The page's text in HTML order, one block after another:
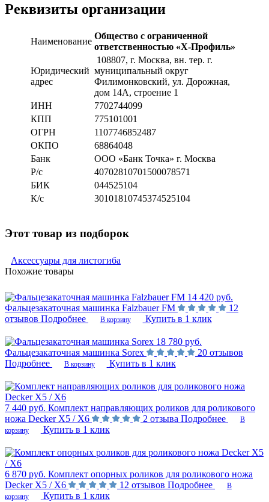
Реквизиты организации
Наименование
Общество с ограниченной
ответственностью «Х-Профиль»
Юридический
адрес
108807, г. Москва, вн. тер. г.
муниципальный округ
Филимонковский, ул. Дорожная,
дом 14А, строение 1
ИНН
7702744099
КПП
775101001
ОГРН
1107746852487
ОКПО
68864048
Банк
ООО «Банк Точка» г. Москва
Р/с
40702810701500078571
БИК
044525104
К/с
30101810745374525104
Этот товар из подборок
Аксессуары для листогиба
Похожие товары
14 420 руб.
Фальцезакаточная машинка Falzbauer FM
12
отзывов Подробнее В корзину Купить в 1 клик
18 780 руб.
Фальцезакаточная машинка Sorex
20 отзывов
Подробнее
В корзину Купить в 1 клик
7 440 руб. Комплект направляющих роликов для роликового
ножа Decker Х5 / Х6
2 отзыва Подробнее
В
корзину
Купить в 1 клик
6 870 руб. Комплект опорных роликов для роликового ножа
Decker Х5 / Х6
12 отзывов Подробнее
В
корзину
Купить в 1 клик